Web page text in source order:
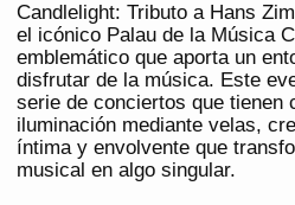
Candlelight: Tributo a Hans
el icónico Palau de la Música
emblemático que aporta un
disfrutar de la música. Este
serie de conciertos que tienen
iluminación mediante velas,
íntima y envolvente que
musical en algo singular.